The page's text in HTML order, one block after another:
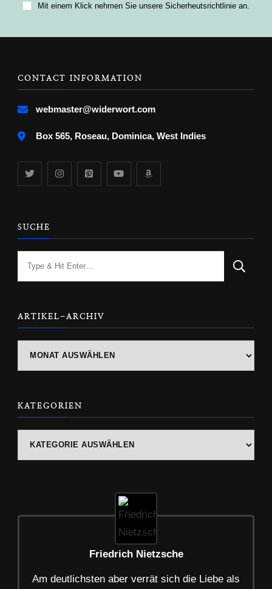
Mit einem Klick nehmen Sie unsere Sicherheutsrichtlinie an.
CONTACT INFORMATION
webmaster@widerwort.com
Box 565, Roseau, Dominica, West Indies
SUCHE
ARTIKEL-ARCHIV
KATEGORIEN
Friedrich Nietzsche
Am deutlichsten aber verrät sich die Liebe als